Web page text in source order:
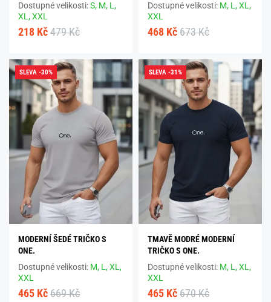
Dostupné velikosti:S, M, L,
XL,XXL
218 Kč 479 Kč
Dostupné velikosti: M, L,XL,
XXL
468 Kč 673 Kč
SLEVA -30%
MODERNÍ ŠEDÉ TRIČKO S
ONE.
Dostupné velikosti: M, L,XL,
XXL
465 Kč 669 Kč
SLEVA -31%
TMAVĚ MODRÉ MODERNÍ
TRIČKO S ONE.
Dostupné velikosti: M, L,XL,
XXL
465 Kč 670 Kč